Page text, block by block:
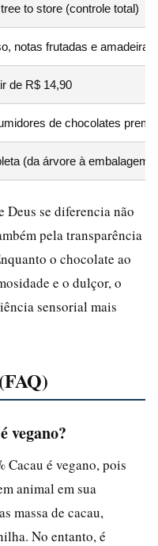
to store (controle total)
notas frutadas e
de R$ 14,90
de chocolates
(da árvore à embalagem)
Deus se diferencia não
pela transparência
o chocolate ao
e o dulçor, o
sensorial mais
vegano?
Cacau é vegano, pois
animal em sua
massa de cacau,
No entanto, é